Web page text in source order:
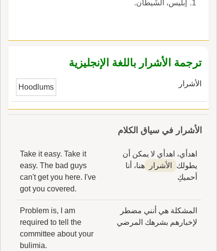
إبليس، الشَّيطان.
ترجمة الأشرار باللغة الإنجليزية
الأشرار Hoodlums
الأشرار في سياق الكلام
اهدأي، اهدأي لا يمكن أن
يطولك
الأشرار
هنا، أنا
أحميكِ
Take it easy. Take it
easy. The bad guys
can't get you here. I've
got you covered.
المشكلة هي أنني مضطر
لإخبارهم بشرهك المرضي
Problem is, I am
required to tell the
committee about your
bulimia.